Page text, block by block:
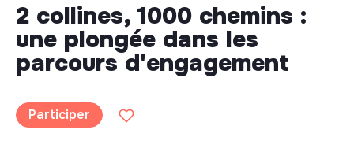
2 collines, 1000 chemins :
une plongée dans les
parcours d'engagement
Participer